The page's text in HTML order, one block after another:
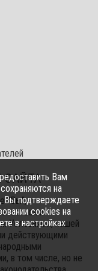
САЙТА
"Вы",
и
Условиями, нашей
действующими
в том числе, но не
Вам
на
подтверждаете
cookies на
в настройках